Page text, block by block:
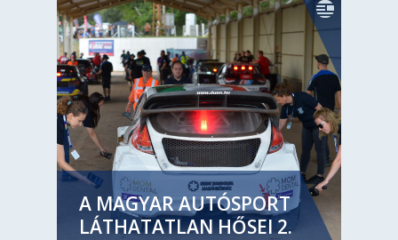
A MAGYAR AUTÓSPORT
LÁTHATATLAN HŐSEI 2.